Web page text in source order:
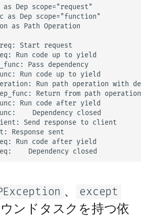
Dep scope="request"
as Dep scope="function"
as Path Operation
Start request
Run code up to yield
Pass dependency
Run code up to yield
Run path operation with
Return from path operation
Run code after yield
✅ Dependency closed
Send response to client
Response sent
Run code after yield
✅ Dependency closed
、 except
ンドタスクを持つ依